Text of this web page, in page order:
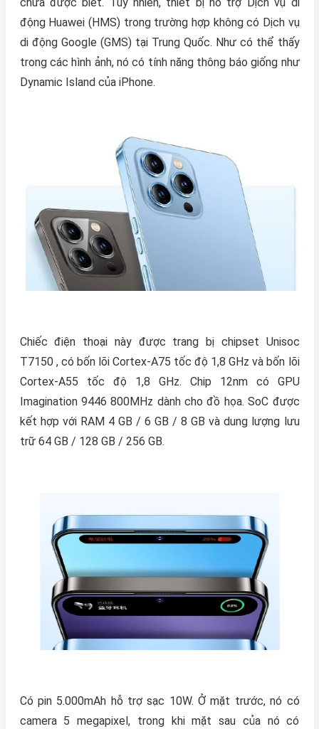
động Huawei (HMS) trong trường hợp không có Dịch vụ
di động Google (GMS) tại Trung Quốc. Như có thể thấy
trong các hình ảnh, nó có tính năng thông báo giống như
Dynamic Island của iPhone.
Chiếc điện thoại này được trang bị chipset Unisoc
T7150 , có bốn lõi Cortex-A75 tốc độ 1,8 GHz và bốn lõi
Cortex-A55 tốc độ 1,8 GHz. Chip 12nm có GPU
Imagination 9446 800MHz dành cho đồ họa. SoC được
kết hợp với RAM 4 GB / 6 GB / 8 GB và dung lượng lưu
trữ 64 GB / 128 GB / 256 GB.
Có pin 5.000mAh hỗ trợ sạc 10W. Ở mặt trước, nó có
camera 5 megapixel, trong khi mặt sau của nó có